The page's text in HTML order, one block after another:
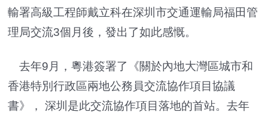
輸署高級工程師戴立科在深圳市交通運輸局福田管
理局交流3個月後，發出了如此感慨。
去年9月，粵港簽署了《關於內地大灣區城市和
香港特別行政區兩地公務員交流協作項目協議
書》， 深圳是此交流協作項目落地的首站。去年